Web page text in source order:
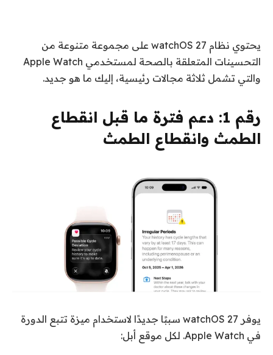
يحتوي نظام watchOS 27 على مجموعة متنوعة من
التحسينات المتعلقة بالصحة لمستخدمي Apple Watch
والتي تشمل ثلاثة مجالات رئيسية، إليك ما هو جديد.
رقم 1:
دعم فترة ما قبل انقطاع
الطمث وانقطاع الطمث
يوفر watchOS 27 سببًا جديدًا لاستخدام ميزة تتبع الدورة
في Apple Watch. لكل موقع أبل: